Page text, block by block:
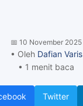
📅 10 November 2025
• Oleh Dafian Varis
• 1 menit baca
Twitter